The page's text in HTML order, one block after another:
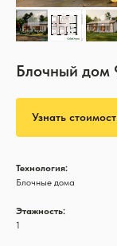
Блочный дом
Узнать
Технология:
Блочные дома
Этажность:
1